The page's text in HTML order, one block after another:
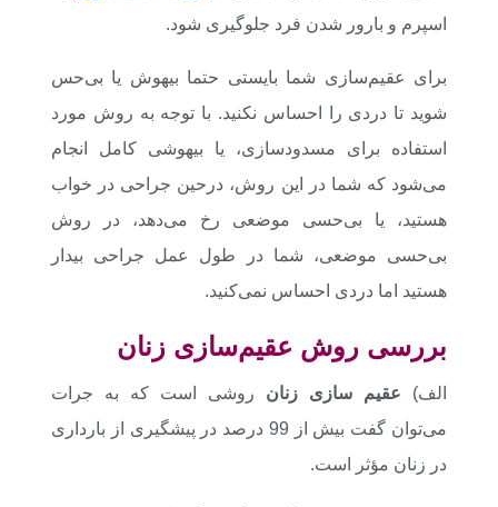
اسپرم و بارور شدن فرد جلوگیری شود.
برای عقیم‌سازی شما بایستی حتما بیهوش یا بی‌حس
شوید تا دردی را احساس نکنید. با توجه به روش مورد
استفاده برای مسدودسازی، یا بیهوشی کامل انجام
می‌شود که شما در این روش، درحین جراحی در خواب
هستید، یا بی‌حسی موضعی رخ می‌دهد، در روش
بی‌حسی موضعی، شما در طول عمل جراحی بیدار
هستید اما دردی احساس نمی‌کنید.
بررسی روش عقیم‌سازی زنان
الف) عقیم سازی زنان روشی است که به جرات
می‌توان گفت بیش از 99 درصد در پیشگیری از بارداری
در زنان مؤثر است.